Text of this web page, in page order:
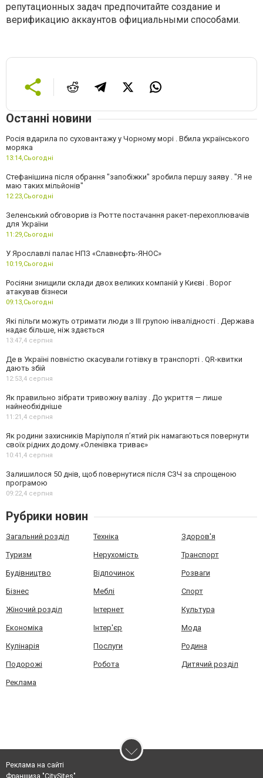
репутационных задач предпочитайте создание и
верификацию аккаунтов официальными способами.
Останні новини
Росія вдарила по суховантажу у Чорному морі . Вбила українського
моряка
13:14,Сьогодні
Стефанішина після обрання "запобіжки" зробила першу заяву . "Я не
маю таких мільйонів"
12:23,Сьогодні
Зеленський обговорив із Рютте постачання ракет-перехоплювачів
для України
11:29,Сьогодні
У Ярославлі палає НПЗ «Славнєфть-ЯНОС»
10:19,Сьогодні
Росіяни знищили склади двох великих компаній у Києві . Ворог
атакував бізнеси
09:13,Сьогодні
Які пільги можуть отримати люди з III групою інвалідності . Держава
надає більше, ніж здається
13:47,4 серпня
Де в Україні повністю скасували готівку в транспорті . QR-квитки
дають збій
12:53,4 серпня
Як правильно зібрати тривожну валізу . До укриття — лише
найнеобхідніше
11:21,4 серпня
Як родини захисників Маріуполя пʼятий рік намагаються повернути
своїх рідних додому.«Оленівка триває»
10:41,4 серпня
Залишилося 50 днів, щоб повернутися після СЗЧ за спрощеною
програмою
09:22,4 серпня
Рубрики новин
Загальний розділ Техніка Здоров'я
Туризм Нерухомість Транспорт
Будівництво Відпочинок Розваги
Бізнес Меблі Спорт
Жіночий розділ Інтернет Культура
Економіка Інтер'єр Мода
Кулінарія Послуги Родина
Подорожі Робота Дитячий розділ
Реклама
Реклама на сайті
Франшиза "CitySites"